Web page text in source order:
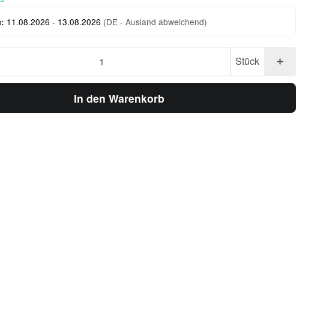
11.08.2026 - 13.08.2026 (DE - Ausland abweichend)
Stück
In den Warenkorb